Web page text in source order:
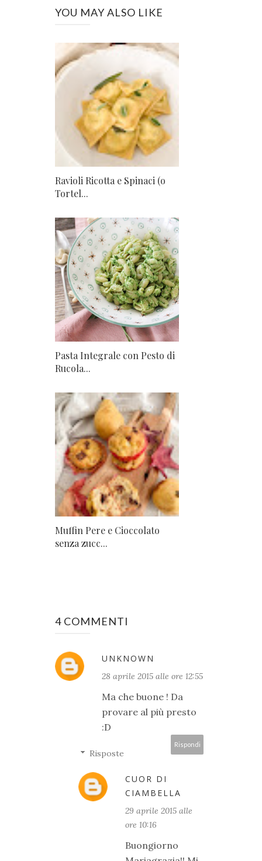
YOU MAY ALSO LIKE
Ravioli Ricotta e Spinaci (o
Tortel...
Pasta Integrale con Pesto di
Rucola...
Muffin Pere e Cioccolato
senza zucc...
4 COMMENTI
UNKNOWN
28 aprile 2015 alle ore 12:55
Ma che buone ! Da
provare al più presto
:D
Rispondi
Risposte
CUOR DI
CIAMBELLA
29 aprile 2015 alle
ore 10:16
Buongiorno